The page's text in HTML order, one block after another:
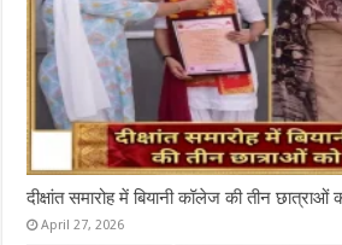
दीक्षांत समारोह में बियानी कॉलेज की तीन छात्राओं
April 27, 2026